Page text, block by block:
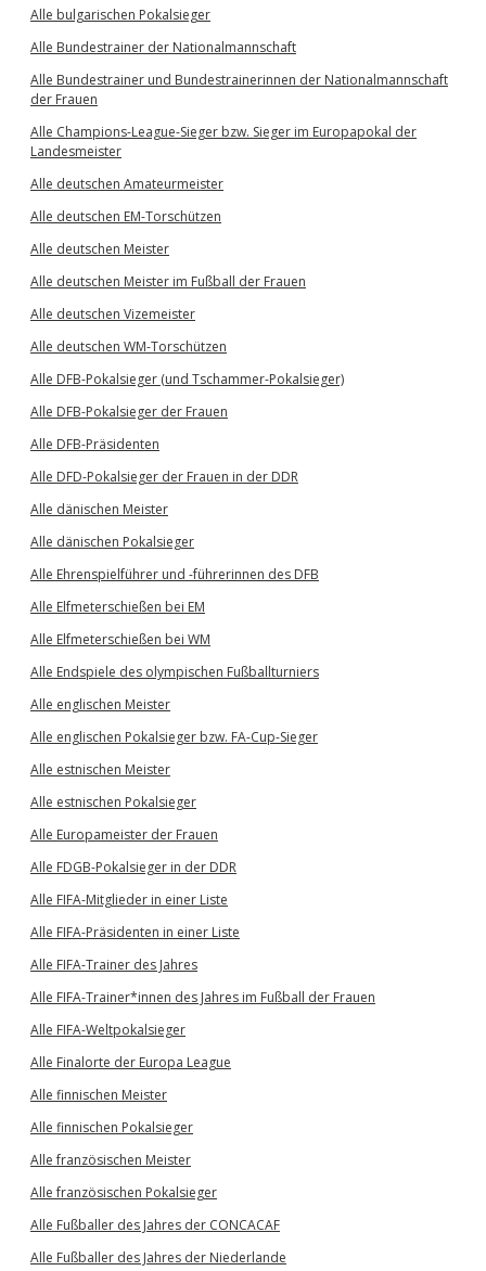
Alle bulgarischen Pokalsieger
Alle Bundestrainer der Nationalmannschaft
Alle Bundestrainer und Bundestrainerinnen der Nationalmannschaft
der Frauen
Alle Champions-League-Sieger bzw. Sieger im Europapokal der
Landesmeister
Alle deutschen Amateurmeister
Alle deutschen EM-Torschützen
Alle deutschen Meister
Alle deutschen Meister im Fußball der Frauen
Alle deutschen Vizemeister
Alle deutschen WM-Torschützen
Alle DFB-Pokalsieger (und Tschammer-Pokalsieger)
Alle DFB-Pokalsieger der Frauen
Alle DFB-Präsidenten
Alle DFD-Pokalsieger der Frauen in der DDR
Alle dänischen Meister
Alle dänischen Pokalsieger
Alle Ehrenspielführer und -führerinnen des DFB
Alle Elfmeterschießen bei EM
Alle Elfmeterschießen bei WM
Alle Endspiele des olympischen Fußballturniers
Alle englischen Meister
Alle englischen Pokalsieger bzw. FA-Cup-Sieger
Alle estnischen Meister
Alle estnischen Pokalsieger
Alle Europameister der Frauen
Alle FDGB-Pokalsieger in der DDR
Alle FIFA-Mitglieder in einer Liste
Alle FIFA-Präsidenten in einer Liste
Alle FIFA-Trainer des Jahres
Alle FIFA-Trainer*innen des Jahres im Fußball der Frauen
Alle FIFA-Weltpokalsieger
Alle Finalorte der Europa League
Alle finnischen Meister
Alle finnischen Pokalsieger
Alle französischen Meister
Alle französischen Pokalsieger
Alle Fußballer des Jahres der CONCACAF
Alle Fußballer des Jahres der Niederlande